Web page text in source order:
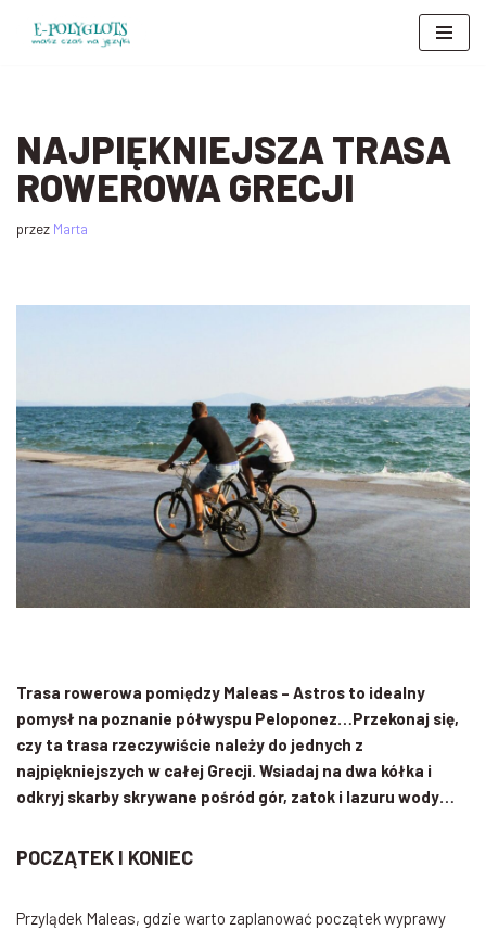
NAJPIĘKNIEJSZA TRASA
ROWEROWA GRECJI
przez Marta
Trasa rowerowa pomiędzy Maleas – Astros to idealny
pomysł na poznanie półwyspu Peloponez…Przekonaj się,
czy ta trasa rzeczywiście należy do jednych z
najpiękniejszych w całej Grecji. Wsiadaj na dwa kółka i
odkryj skarby skrywane pośród gór, zatok i lazuru wody…
POCZĄTEK I KONIEC
Przylądek Maleas, gdzie warto zaplanować początek wyprawy